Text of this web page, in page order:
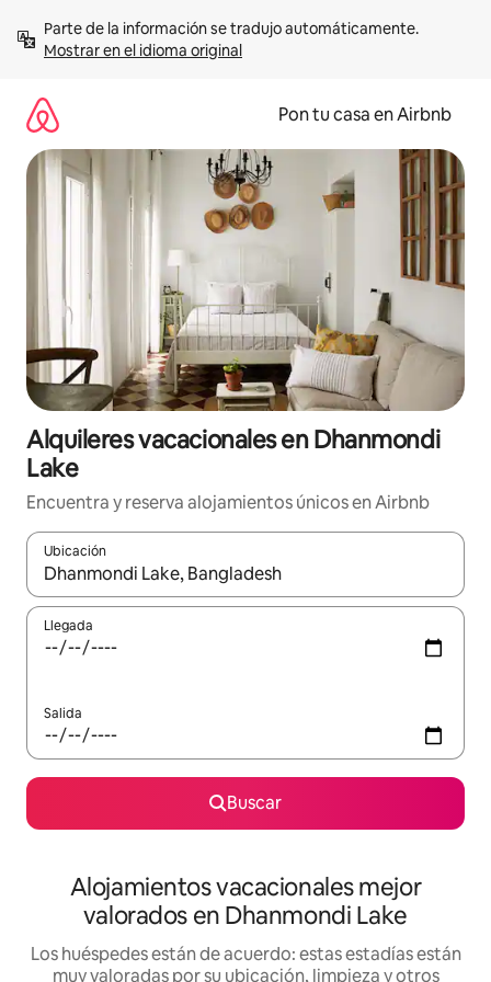
contenidoMostrar en el idioma original
Pon tu casa en Airbnb
Alquileres vacacionales en Dhanmondi
Lake
Encuentra y reserva alojamientos únicos en Airbnb
Ubicación
Cuando los resultados estén disponibles, navega con las
Llegada
Salida
Buscar
Alojamientos vacacionales mejor
valorados en Dhanmondi Lake
Los huéspedes están de acuerdo: estas estadías están
muy valoradas por su ubicación, limpieza y otros